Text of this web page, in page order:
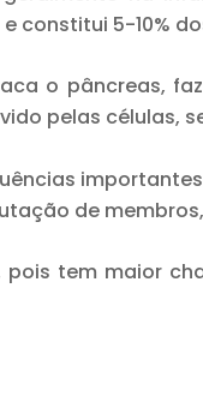
constitui 5-10%
o pâncreas,
pelas células,
de
tem maior